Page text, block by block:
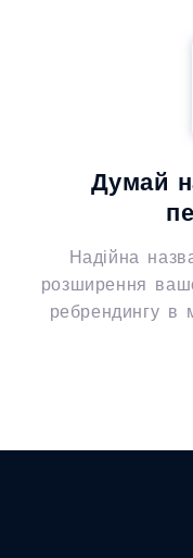
Думай
Надійна
розширення
ребрендингу в